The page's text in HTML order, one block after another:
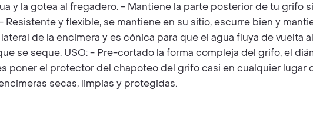
y la gotea al fregadero. - Mantiene la parte posterior de tu grifo
y flexible, se mantiene en su sitio, escurre bien y
de la encimera y es cónica para que el agua fluya de vuelta
se seque. USO: - Pre-cortado la forma compleja del grifo, el
poner el protector del chapoteo del grifo casi en cualquier
secas, limpias y protegidas.